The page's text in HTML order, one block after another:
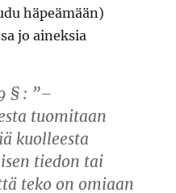
häpeämään)
jo aineksia
§ : ”–
tuomitaan
kuolleesta
tiedon tai
teko on omiaan